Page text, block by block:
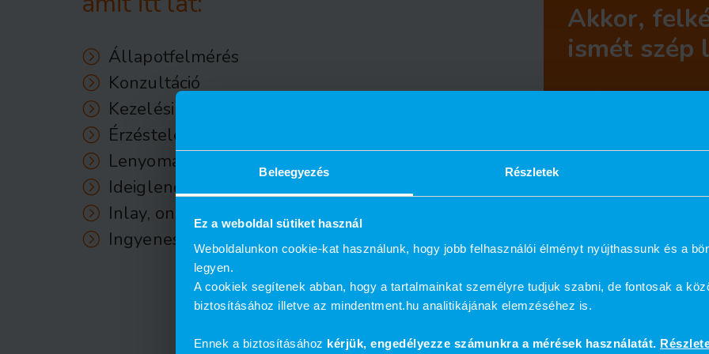
Beleegyezés Részletek
Ez a weboldal sütiket használ
Weboldalunkon cookie-kat használunk, hogy jobb felhasználói élményt nyújthassunk és a
legyen.
A cookiek segítenek abban, hogy a tartalmainkat személyre tudjuk szabni, de fontosak a
biztosításához illetve az mindentment.hu analitikájának elemzéséhez is.
Ennek a biztosításához kérjük, engedélyezze számunkra a mérések használatát.
Akkor,
ismét szép
Állapotfelmérés
Konzultáció
Kezelési terv
Érzéstelenítés
Lenyomatvétel
Ideiglenes tömés
Inlay, onlay elkészítése és beragasztása
Ingyenes kontrollok